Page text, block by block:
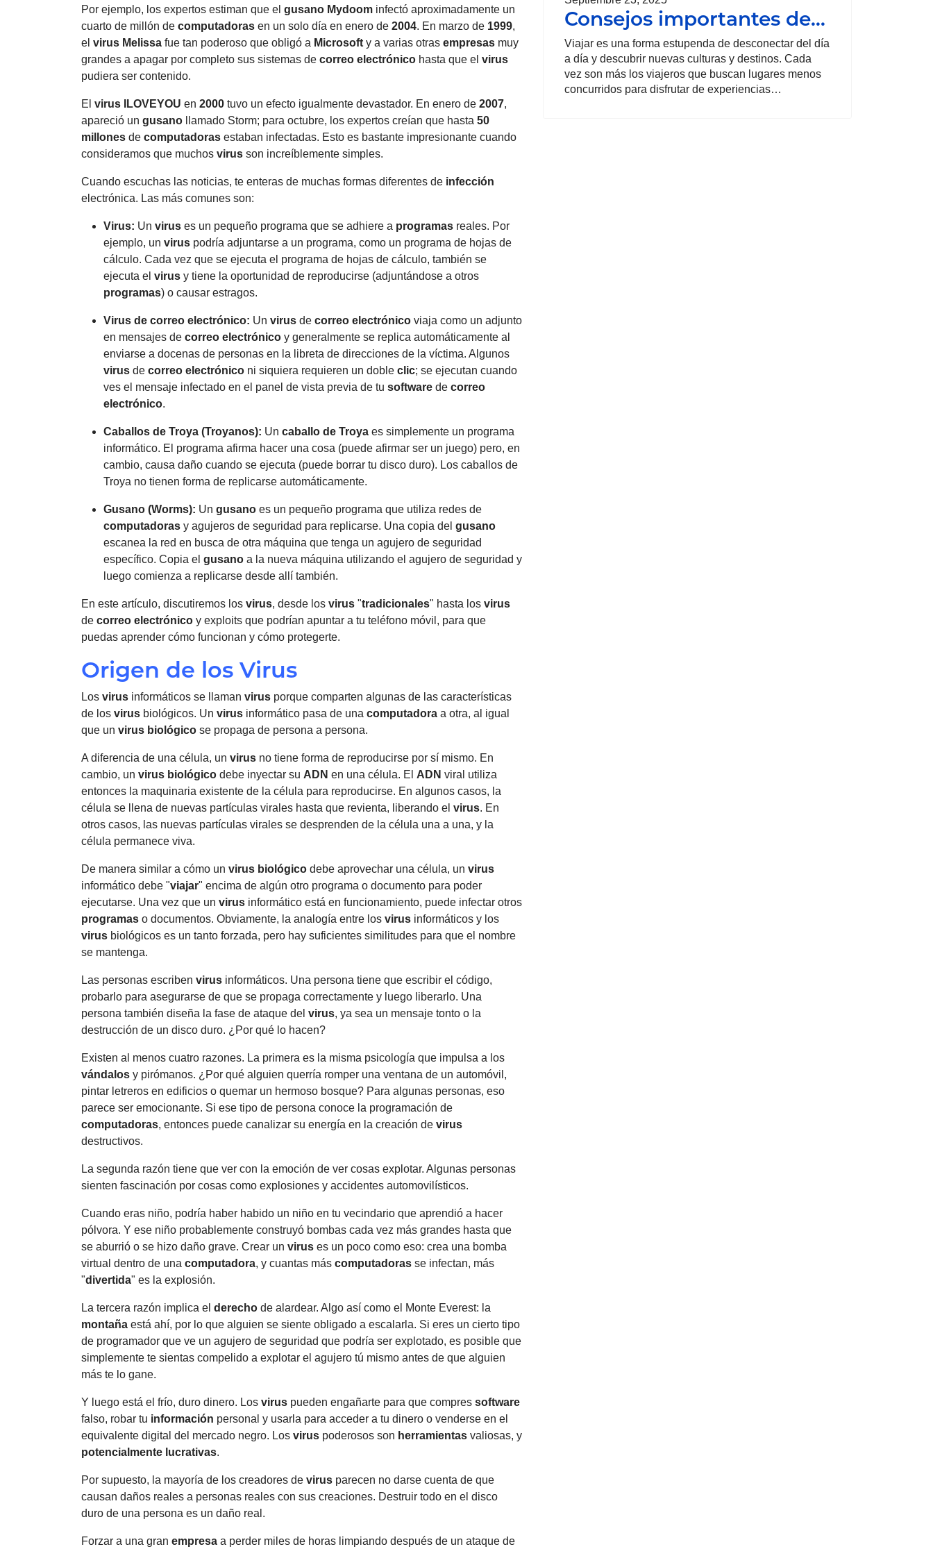
Por ejemplo, los expertos estiman que el gusano Mydoom infectó aproximadamente un
cuarto de millón de computadoras en un solo día en enero de 2004. En marzo de 1999,
el virus Melissa fue tan poderoso que obligó a Microsoft y a varias otras empresas muy
grandes a apagar por completo sus sistemas de correo electrónico hasta que el virus
pudiera ser contenido.
El virus ILOVEYOU en 2000 tuvo un efecto igualmente devastador. En enero de 2007,
apareció un gusano llamado Storm; para octubre, los expertos creían que hasta 50
millones de computadoras estaban infectadas. Esto es bastante impresionante cuando
consideramos que muchos virus son increíblemente simples.
Cuando escuchas las noticias, te enteras de muchas formas diferentes de infección
electrónica. Las más comunes son:
Virus: Un virus es un pequeño programa que se adhiere a programas reales. Por
ejemplo, un virus podría adjuntarse a un programa, como un programa de hojas de
cálculo. Cada vez que se ejecuta el programa de hojas de cálculo, también se
ejecuta el virus y tiene la oportunidad de reproducirse (adjuntándose a otros
programas) o causar estragos.
Virus de correo electrónico: Un virus de correo electrónico viaja como un adjunto
en mensajes de correo electrónico y generalmente se replica automáticamente al
enviarse a docenas de personas en la libreta de direcciones de la víctima. Algunos
virus de correo electrónico ni siquiera requieren un doble clic; se ejecutan cuando
ves el mensaje infectado en el panel de vista previa de tu software de correo
electrónico.
Caballos de Troya (Troyanos): Un caballo de Troya es simplemente un programa
informático. El programa afirma hacer una cosa (puede afirmar ser un juego) pero, en
cambio, causa daño cuando se ejecuta (puede borrar tu disco duro). Los caballos de
Troya no tienen forma de replicarse automáticamente.
Gusano (Worms): Un gusano es un pequeño programa que utiliza redes de
computadoras y agujeros de seguridad para replicarse. Una copia del gusano
escanea la red en busca de otra máquina que tenga un agujero de seguridad
específico. Copia el gusano a la nueva máquina utilizando el agujero de seguridad y
luego comienza a replicarse desde allí también.
En este artículo, discutiremos los virus, desde los virus "tradicionales" hasta los virus
de correo electrónico y exploits que podrían apuntar a tu teléfono móvil, para que
puedas aprender cómo funcionan y cómo protegerte.
Origen de los Virus
Los virus informáticos se llaman virus porque comparten algunas de las características
de los virus biológicos. Un virus informático pasa de una computadora a otra, al igual
que un virus biológico se propaga de persona a persona.
A diferencia de una célula, un virus no tiene forma de reproducirse por sí mismo. En
cambio, un virus biológico debe inyectar su ADN en una célula. El ADN viral utiliza
entonces la maquinaria existente de la célula para reproducirse. En algunos casos, la
célula se llena de nuevas partículas virales hasta que revienta, liberando el virus. En
otros casos, las nuevas partículas virales se desprenden de la célula una a una, y la
célula permanece viva.
De manera similar a cómo un virus biológico debe aprovechar una célula, un virus
informático debe "viajar" encima de algún otro programa o documento para poder
ejecutarse. Una vez que un virus informático está en funcionamiento, puede infectar otros
programas o documentos. Obviamente, la analogía entre los virus informáticos y los
virus biológicos es un tanto forzada, pero hay suficientes similitudes para que el nombre
se mantenga.
Las personas escriben virus informáticos. Una persona tiene que escribir el código,
probarlo para asegurarse de que se propaga correctamente y luego liberarlo. Una
persona también diseña la fase de ataque del virus, ya sea un mensaje tonto o la
destrucción de un disco duro. ¿Por qué lo hacen?
Existen al menos cuatro razones. La primera es la misma psicología que impulsa a los
vándalos y pirómanos. ¿Por qué alguien querría romper una ventana de un automóvil,
pintar letreros en edificios o quemar un hermoso bosque? Para algunas personas, eso
parece ser emocionante. Si ese tipo de persona conoce la programación de
computadoras, entonces puede canalizar su energía en la creación de virus
destructivos.
La segunda razón tiene que ver con la emoción de ver cosas explotar. Algunas personas
sienten fascinación por cosas como explosiones y accidentes automovilísticos.
Cuando eras niño, podría haber habido un niño en tu vecindario que aprendió a hacer
pólvora. Y ese niño probablemente construyó bombas cada vez más grandes hasta que
se aburrió o se hizo daño grave. Crear un virus es un poco como eso: crea una bomba
virtual dentro de una computadora, y cuantas más computadoras se infectan, más
"divertida" es la explosión.
La tercera razón implica el derecho de alardear. Algo así como el Monte Everest: la
montaña está ahí, por lo que alguien se siente obligado a escalarla. Si eres un cierto tipo
de programador que ve un agujero de seguridad que podría ser explotado, es posible que
simplemente te sientas compelido a explotar el agujero tú mismo antes de que alguien
más te lo gane.
Y luego está el frío, duro dinero. Los virus pueden engañarte para que compres software
falso, robar tu información personal y usarla para acceder a tu dinero o venderse en el
equivalente digital del mercado negro. Los virus poderosos son herramientas valiosas, y
potencialmente lucrativas.
Por supuesto, la mayoría de los creadores de virus parecen no darse cuenta de que
causan daños reales a personas reales con sus creaciones. Destruir todo en el disco
duro de una persona es un daño real.
Forzar a una gran empresa a perder miles de horas limpiando después de un ataque de
Consejos importantes de…
Viajar es una forma estupenda de desconectar del día
a día y descubrir nuevas culturas y destinos. Cada
vez son más los viajeros que buscan lugares menos
concurridos para disfrutar de experiencias…